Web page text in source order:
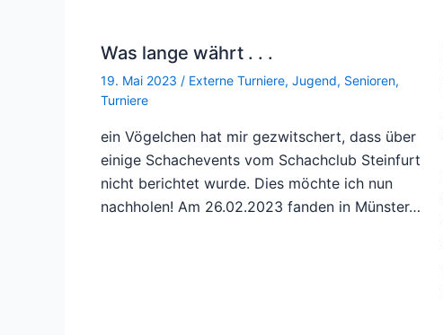
Was lange währt . . .
19. Mai 2023 / Externe Turniere, Jugend, Senioren,
Turniere
ein Vögelchen hat mir gezwitschert, dass über
einige Schachevents vom Schachclub Steinfurt
nicht berichtet wurde. Dies möchte ich nun
nachholen! Am 26.02.2023 fanden in Münster…